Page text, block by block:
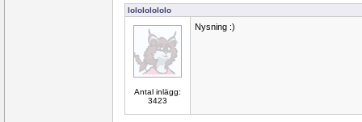
lolololololo
Antal inlägg:
3423
Nysning :)